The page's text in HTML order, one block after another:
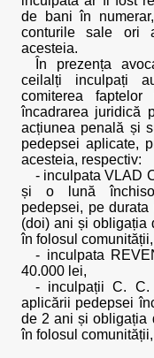
de bani în
conturile sale ori
acesteia.
În prezența
ceilalți inculpați
comiterea
încadrarea juridică
acțiunea penală și
pedepsei aplicate,
acesteia, respectiv:
- inculpata VLAD
și o lună
pedepsei, pe
(doi) ani și obligația
în folosul
- inculpata
40.000 lei,
- inculpații C.
aplicării pedepsei
de 2 ani și obligația
în folosul